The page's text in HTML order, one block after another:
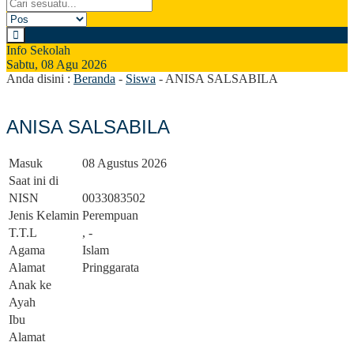
Info Sekolah
Sabtu, 08 Agu 2026
Anda disini : Beranda - Siswa - ANISA SALSABILA
ANISA SALSABILA
Masuk
08 Agustus 2026
Saat ini di
NISN
0033083502
Jenis Kelamin Perempuan
T.T.L
, -
Agama
Islam
Alamat
Pringgarata
Anak ke
Ayah
Ibu
Alamat